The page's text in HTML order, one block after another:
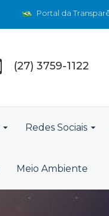
Portal da
(27) 3759-1122
Redes Sociais
Meio Ambiente